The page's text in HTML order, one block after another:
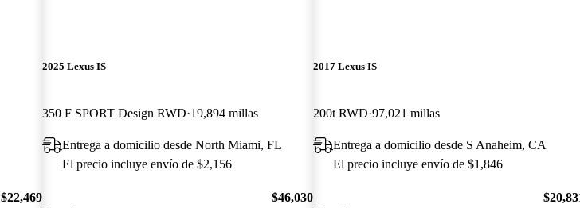
$22,469
2025 Lexus IS
350 F SPORT Design RWD 19,894 millas
Entrega a domicilio desde North Miami, FL
El precio incluye envío de $2,156
$46,030
2017 Lexus IS
200t RWD 97,021 millas
Entrega a domicilio desde S Anaheim, CA
El precio incluye envío de $1,846